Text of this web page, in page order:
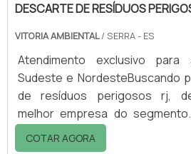
DESCARTE DE RESÍDUOS
VITORIA AMBIENTAL/ SERRA - ES
Atendimento exclusivo para
Sudeste e NordesteBuscando
de resíduos perigosos rj,
melhor empresa do
mais informações na vitrine
Soluções Industriais e
COTAR AGORA